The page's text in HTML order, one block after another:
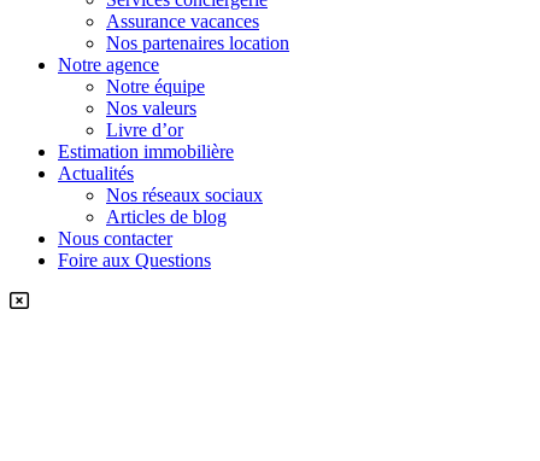
Assurance vacances
Nos partenaires location
Notre agence
Notre équipe
Nos valeurs
Livre d’or
Estimation immobilière
Actualités
Nos réseaux sociaux
Articles de blog
Nous contacter
Foire aux Questions